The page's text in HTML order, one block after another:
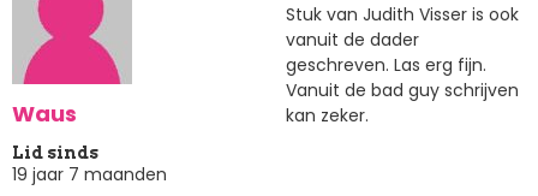
Waus
Lid sinds
19 jaar 7 maanden
Stuk van Judith Visser is ook
vanuit de dader
geschreven. Las erg fijn.
Vanuit de bad guy schrijven
kan zeker.